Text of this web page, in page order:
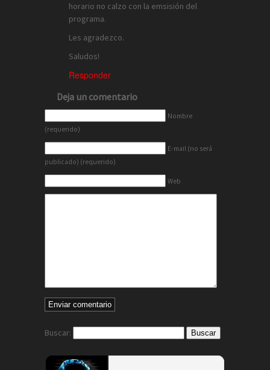
horario no calzo con la emsisión del
programa.
Les agradezco.
Saludos!
Responder
Deja un comentario
Nombre
(requerido)
E-mail (no será
publicado) (requerido)
Web
Buscar: